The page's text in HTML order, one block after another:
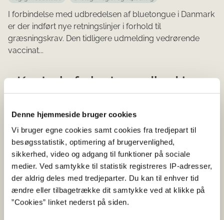
Denne hjemmeside bruger cookies
Vi bruger egne cookies samt cookies fra tredjepart til
besøgsstatistik, optimering af brugervenlighed,
sikkerhed, video og adgang til funktioner på sociale
medier. Ved samtykke til statistik registreres IP-adresser,
der aldrig deles med tredjeparter. Du kan til enhver tid
ændre eller tilbagetrække dit samtykke ved at klikke på
”Cookies” linket nederst på siden.
I forbindelse med udbredelsen af bluetongue i Danmark
er der indført nye retningslinjer i forhold til
græsningskrav. Den tidligere udmelding vedrørende
vaccinat...
Kontrol af plantesundhed i
forbindelse med avlskontrol,
import og eksport,
træemballage mm sker som
hidtil
Faglig meddelelse
Import, plantesundhed og handelsnormer
Træemballage
Kartofler
Planter og plantesundhed